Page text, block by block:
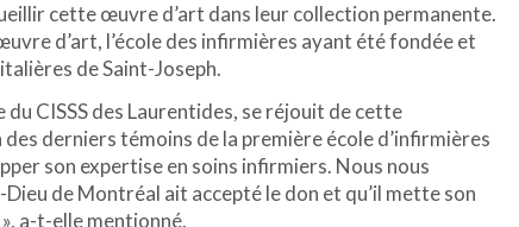
cette œuvre d’art dans leur collection permanente.
d’art, l’école des infirmières ayant été fondée et
de Saint-Joseph.
CISSS des Laurentides, se réjouit de cette
derniers témoins de la première école d’infirmières
son expertise en soins infirmiers. Nous nous
de Montréal ait accepté le don et qu’il mette son
a-t-elle mentionné.